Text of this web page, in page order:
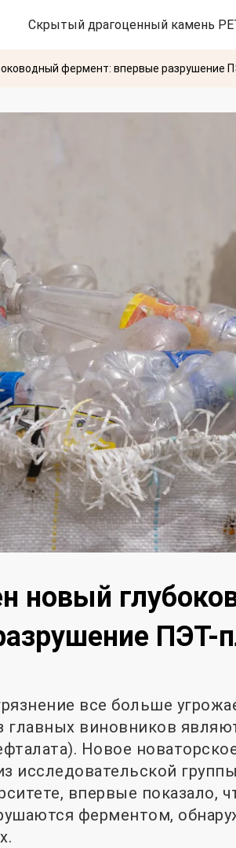
Скрытый драгоценный камень
фермент: впервые разрушение
новый
ПЭТ-
все больше
главных виновников
Новое
исследовательской
впервые показало,
ферментом,